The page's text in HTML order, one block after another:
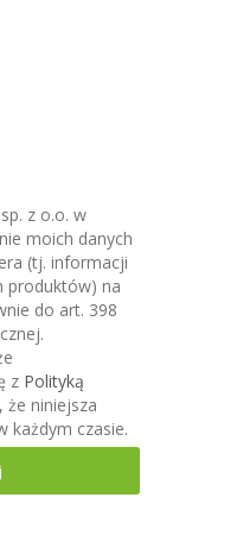
z o.o. w
moich danych
(tj. informacji
produktów) na
do art. 398
z Polityką
że niniejsza
każdym czasie.